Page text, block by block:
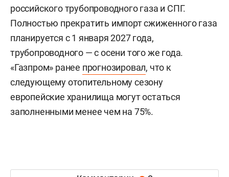
российского трубопроводного газа и СПГ.
Полностью прекратить импорт сжиженного газа
планируется с 1 января 2027 года,
трубопроводного — с осени того же года.
«Газпром» ранее прогнозировал, что к
следующему отопительному сезону
европейские хранилища могут остаться
заполненными менее чем на 75%.